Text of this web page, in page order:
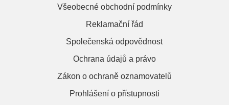
Všeobecné obchodní podmínky
Reklamační řád
Společenská odpovědnost
Ochrana údajů a právo
Zákon o ochraně oznamovatelů
Prohlášení o přístupnosti